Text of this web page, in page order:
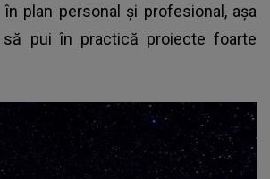
plan personal și profesional, așa
pui în practică proiecte foarte